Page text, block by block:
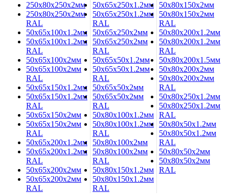
250х80х250х2мм
250х80х250х2мм
RAL
50х65х100х1.2мм
50х65х100х1.2мм
RAL
50х65х100х2мм
50х65х100х2мм
RAL
50х65х150х1.2мм
50х65х150х1.2мм
RAL
50х65х150х2мм
50х65х150х2мм
RAL
50х65х200х1.2мм
50х65х200х1.2мм
RAL
50х65х200х2мм
50х65х200х2мм
RAL
50х65х250х1.2мм
50х65х250х1.2мм
RAL
50х65х250х2мм
50х65х250х2мм
RAL
50х65х50х1.2мм
50х65х50х1.2мм
RAL
50х65х50х2мм
50х65х50х2мм
RAL
50х80х100х1.2мм
50х80х100х1.2мм
RAL
50х80х100х2мм
50х80х100х2мм
RAL
50х80х150х1.2мм
50х80х150х1.2мм
RAL
50х80х150х2мм
50х80х150х2мм
RAL
50х80х200х1.2мм
50х80х200х1.2мм
RAL
50х80х200х1.5мм
50х80х200х2мм
50х80х200х2мм
RAL
50х80х250х1.2мм
50х80х250х1.2мм
RAL
50х80х50х1.2мм
50х80х50х1.2мм
RAL
50х80х50х2мм
50х80х50х2мм
RAL